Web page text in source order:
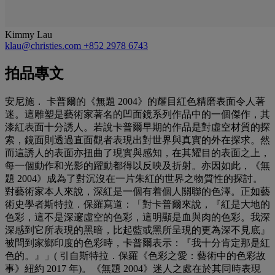
Kimmy Lau
klau@christies.com +852 2978 6743
拍品專文
安尼施． 卡普爾的《無題 2004》的耀目紅色精磨表面令人著
迷。這雕塑是藝術家著名的凹面鏡系列作品中的一個傑作，其
漆紅表面十分誘人。若說卡普爾早期的作品是對虛空材質的探
索，鏡面則透過直面觀者表現出對世界與真實的外在探求。然
而這誘人的表面亦扭曲了現實與感知，在其耀目的表面之上，
每一個動作和光影的躍動都得以反映及折射。亦因如此，《無
題 2004》成為了對沉沒在一片朱紅的世界之物質性的探討。
對藝術家本人來說，深紅是一個有着個人關聯的色澤。正如藝
術史學者斯特拉．保羅寫道：「對卡普爾來說，『紅是大地的
色彩，這不是深邃虛空的色彩，這明顯是血與肉的色彩。我深
深感到它所表現的黑暗，比起藍或黑所呈現的更為深不見底』
被問到家鄉印度的色彩時，卡普爾表示：『我十分肯定那是紅
色的。』」( 引自斯特拉．保羅《色彩之愛：藝術中的色彩故
事》紐約 2017 年)。《無題 2004》迷人之處在於其同時表現